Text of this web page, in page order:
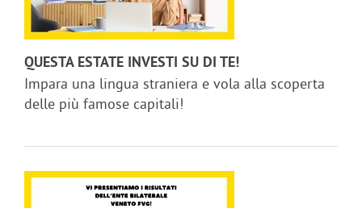
QUESTA ESTATE INVESTI SU DI TE!
Impara una lingua straniera e vola alla scoperta
delle più famose capitali!